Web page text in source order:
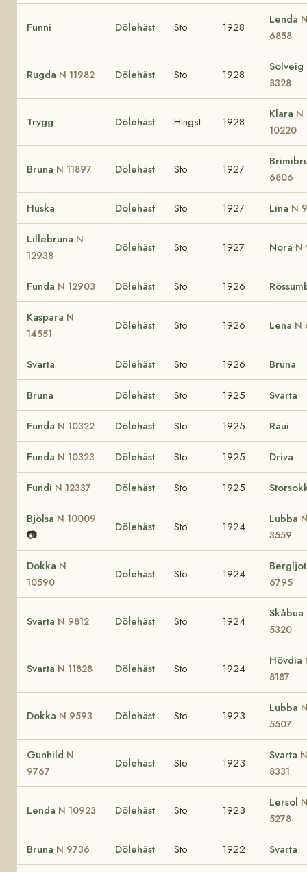
Funni Dölehäst Sto 1928
Lenda
6858
Rugda N 11982 Dölehäst Sto 1928
Solveig
8328
Trygg Dölehäst Hingst 1928
Klara N
10220
Bruna N 11897 Dölehäst Sto 1927
6806
Huska Dölehäst Sto 1927 Lina N
Lillebruna N
12938
Dölehäst Sto 1927 Nora N
Funda N 12903 Dölehäst Sto 1926
Kaspara N
14551
Dölehäst Sto 1926 Lena N
Svarta Dölehäst Sto 1926 Bruna
Bruna Dölehäst Sto 1925 Svarta
Funda N 10322 Dölehäst Sto 1925 Raui
Funda N 10323 Dölehäst Sto 1925 Driva
Fundi N 12337 Dölehäst Sto 1925
Bjölsa N 10009
📷
Dölehäst Sto 1924
Lubba
3559
Dokka N
10590
Dölehäst Sto 1924
6795
Svarta N 9812 Dölehäst Sto 1924
5320
Svarta N 11828 Dölehäst Sto 1924
Hövdia
8187
Dokka N 9593 Dölehäst Sto 1923
Lubba
5507
Gunhild N
9767
Dölehäst Sto 1923
Svarta N
8331
Lenda N 10923 Dölehäst Sto 1923
Lersol
5278
Bruna N 9736 Dölehäst Sto 1922 Svarta